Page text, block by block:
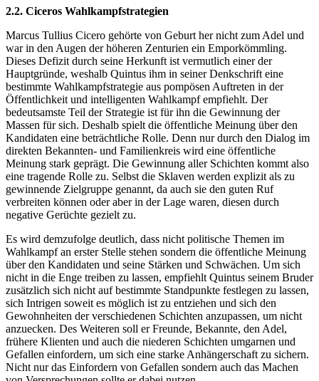
2.2. Ciceros Wahlkampfstrategien
Marcus Tullius Cicero gehörte von Geburt her nicht zum Adel und
war in den Augen der höheren Zenturien ein Emporkömmling.
Dieses Defizit durch seine Herkunft ist vermutlich einer der
Hauptgründe, weshalb Quintus ihm in seiner Denkschrift eine
bestimmte Wahlkampfstrategie aus pompösen Auftreten in der
Öffentlichkeit und intelligenten Wahlkampf empfiehlt. Der
bedeutsamste Teil der Strategie ist für ihn die Gewinnung der
Massen für sich. Deshalb spielt die öffentliche Meinung über den
Kandidaten eine beträchtliche Rolle. Denn nur durch den Dialog im
direkten Bekannten- und Familienkreis wird eine öffentliche
Meinung stark geprägt. Die Gewinnung aller Schichten kommt also
eine tragende Rolle zu. Selbst die Sklaven werden explizit als zu
gewinnende Zielgruppe genannt, da auch sie den guten Ruf
verbreiten können oder aber in der Lage waren, diesen durch
negative Gerüchte gezielt zu.
Es wird demzufolge deutlich, dass nicht politische Themen im
Wahlkampf an erster Stelle stehen sondern die öffentliche Meinung
über den Kandidaten und seine Stärken und Schwächen. Um sich
nicht in die Enge treiben zu lassen, empfiehlt Quintus seinem Bruder
zusätzlich sich nicht auf bestimmte Standpunkte festlegen zu lassen,
sich Intrigen soweit es möglich ist zu entziehen und sich den
Gewohnheiten der verschiedenen Schichten anzupassen, um nicht
anzuecken. Des Weiteren soll er Freunde, Bekannte, den Adel,
frühere Klienten und auch die niederen Schichten umgarnen und
Gefallen einfordern, um sich eine starke Anhängerschaft zu sichern.
Nicht nur das Einfordern von Gefallen sondern auch das Machen